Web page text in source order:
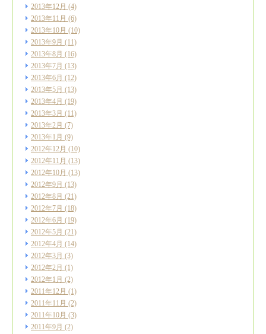
2013年12月 (4)
2013年11月 (6)
2013年10月 (10)
2013年9月 (11)
2013年8月 (16)
2013年7月 (13)
2013年6月 (12)
2013年5月 (13)
2013年4月 (19)
2013年3月 (11)
2013年2月 (7)
2013年1月 (9)
2012年12月 (10)
2012年11月 (13)
2012年10月 (13)
2012年9月 (13)
2012年8月 (21)
2012年7月 (18)
2012年6月 (19)
2012年5月 (21)
2012年4月 (14)
2012年3月 (3)
2012年2月 (1)
2012年1月 (2)
2011年12月 (1)
2011年11月 (2)
2011年10月 (3)
2011年9月 (2)